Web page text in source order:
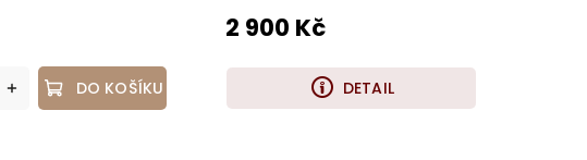
DO KOŠÍKU
2 900 Kč
DETAIL